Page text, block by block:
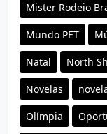
Mister Rodeio
Mundo PET
Natal North
Novelas
Olímpia